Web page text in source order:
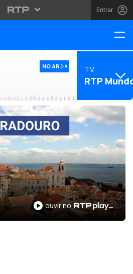
Entrar
NO AR TV
RTP
ouvir no